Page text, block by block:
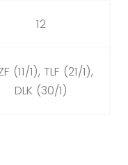
12
(11/1), TLF (21/1),
DLK (30/1)